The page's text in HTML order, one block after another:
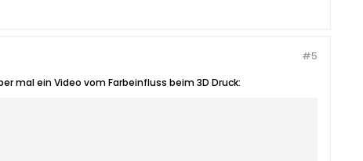
#5
mal ein Video vom Farbeinfluss beim 3D Druck: